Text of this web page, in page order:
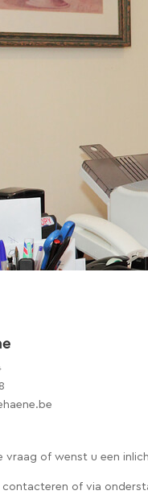
vraag of wenst u een
contacteren of via